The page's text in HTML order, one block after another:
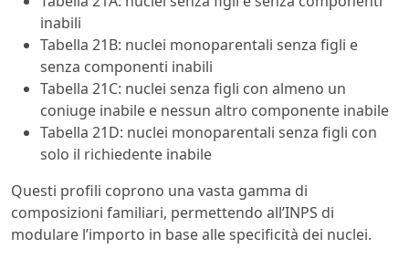
inabili
Tabella 21B: nuclei monoparentali senza figli e
senza componenti inabili
Tabella 21C: nuclei senza figli con almeno un
coniuge inabile e nessun altro componente inabile
Tabella 21D: nuclei monoparentali senza figli con
solo il richiedente inabile
Questi profili coprono una vasta gamma di
composizioni familiari, permettendo all’INPS di
modulare l’importo in base alle specificità dei nuclei.